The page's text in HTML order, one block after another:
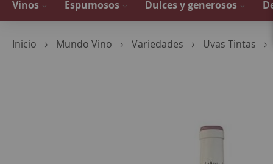
Vinos Espumosos Dulces y generosos
Inicio Mundo Vino Variedades Uvas Tintas